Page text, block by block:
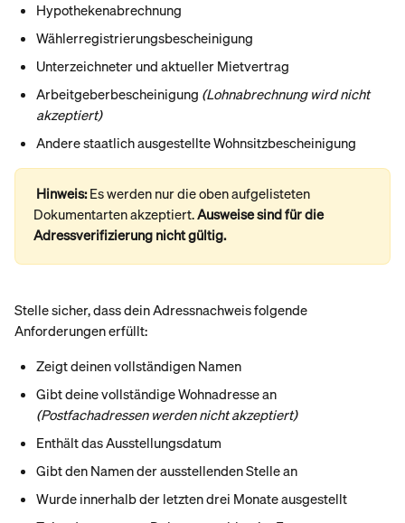
Hypothekenabrechnung
Wählerregistrierungsbescheinigung
Unterzeichneter und aktueller Mietvertrag
Arbeitgeberbescheinigung (Lohnabrechnung wird nicht
akzeptiert)
Andere staatlich ausgestellte Wohnsitzbescheinigung
Hinweis: Es werden nur die oben aufgelisteten
Dokumentarten akzeptiert. Ausweise sind für die
Adressverifizierung nicht gültig.
Stelle sicher, dass dein Adressnachweis folgende
Anforderungen erfüllt:
Zeigt deinen vollständigen Namen
Gibt deine vollständige Wohnadresse an
(Postfachadressen werden nicht akzeptiert)
Enthält das Ausstellungsdatum
Gibt den Namen der ausstellenden Stelle an
Wurde innerhalb der letzten drei Monate ausgestellt